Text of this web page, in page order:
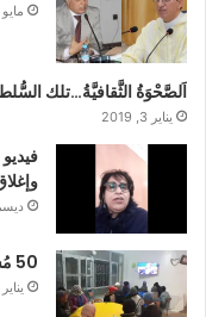
مايو 12, 2019
اَلصَّحْوَةُ الثَّقافيَّةُ…تلك
يناير 3, 2019
ديسمبر
50 مُشرّدًا يَسْتَفيدُون من “عملية دفء” بخريبكة
يناير 5, 2019